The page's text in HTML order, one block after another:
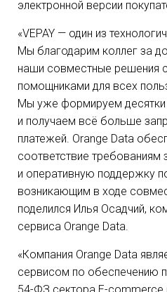
электронной версии
«VEPAY — один из
Мы благодарим коллег за
наши совместные решения
помощниками для всех
Мы уже формируем десятки
и получаем всё больше
платежей. Orange Data
соответствие требованиям
и оперативную поддержку
возникающим в ходе
поделился Илья Осадчий,
сервиса Orange Data.
«Компания Orange Data
сервисом по обеспечению